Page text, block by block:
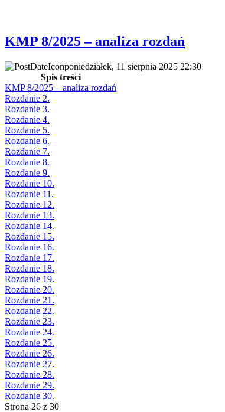
KMP 8/2025 – analiza rozdań
poniedziałek, 11 sierpnia 2025 22:30
Spis treści
KMP 8/2025 – analiza rozdań
Rozdanie 2.
Rozdanie 3.
Rozdanie 4.
Rozdanie 5.
Rozdanie 6.
Rozdanie 7.
Rozdanie 8.
Rozdanie 9.
Rozdanie 10.
Rozdanie 11.
Rozdanie 12.
Rozdanie 13.
Rozdanie 14.
Rozdanie 15.
Rozdanie 16.
Rozdanie 17.
Rozdanie 18.
Rozdanie 19.
Rozdanie 20.
Rozdanie 21.
Rozdanie 22.
Rozdanie 23.
Rozdanie 24.
Rozdanie 25.
Rozdanie 26.
Rozdanie 27.
Rozdanie 28.
Rozdanie 29.
Rozdanie 30.
Strona 26 z 30